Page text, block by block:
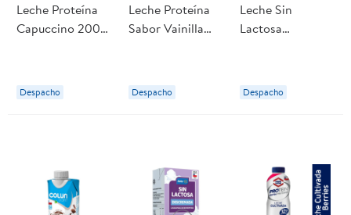
Leche Proteína
Capuccino 200
Despacho
Leche Proteína
Sabor Vainilla
Despacho
Leche Sin
Lactosa
Despacho